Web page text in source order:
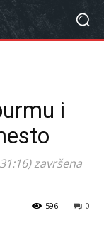
i
završena
0
596